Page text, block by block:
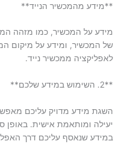
**מידע מהמכשיר הנייד**
מידע על המכשיר, כמו מזהה
של המכשיר, ומידע על מיקום
לאפליקציה ממכשיר נייד.
**2. השימוש במידע שלכם**
השגת מידע מדויק עליכם
יעילה ומותאמת אישית. באופן
במידע שנאסף עליכם דרך